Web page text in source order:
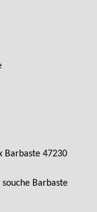
Barbaste 47230
Barbaste